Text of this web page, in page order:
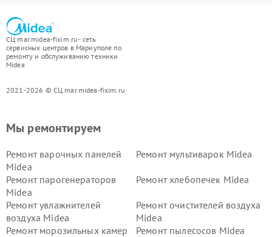
СЦ mar.midea-fixim.ru - сеть
сервисных центров в Мариуполе по
ремонту и обслуживанию техники
Midea
2021-2026 © СЦ mar.midea-fixim.ru
Мы ремонтируем
Ремонт варочных панелей
Midea
Ремонт мультиварок Midea
Ремонт парогенераторов
Midea
Ремонт хлебопечек Midea
Ремонт увлажнителей
воздуха Midea
Ремонт очистителей воздуха
Midea
Ремонт морозильных камер
Ремонт пылесосов Midea